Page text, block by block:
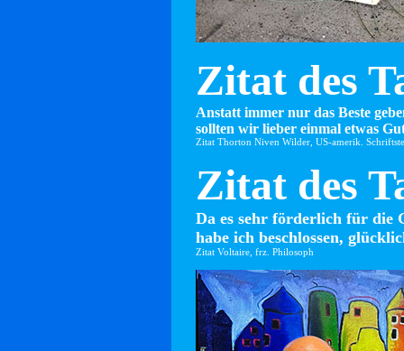
Zitat des
Anstatt immer nur das Beste
sollten wir lieber einmal etwas
Zitat Thorton Niven Wilder, US-amerik.
Zitat des
Da es sehr förderlich für die
habe ich beschlossen,
Zitat Voltaire, frz. Philosoph